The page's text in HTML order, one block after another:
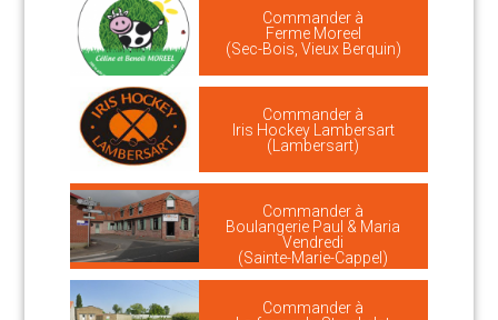
Commander à
Ferme Moreel
(Sec-Bois, Vieux Berquin)
Commander à
Iris Hockey Lambersart
(Lambersart)
Commander à
Boulangerie Paul & Maria
Vendredi
(Sainte-Marie-Cappel)
Commander à